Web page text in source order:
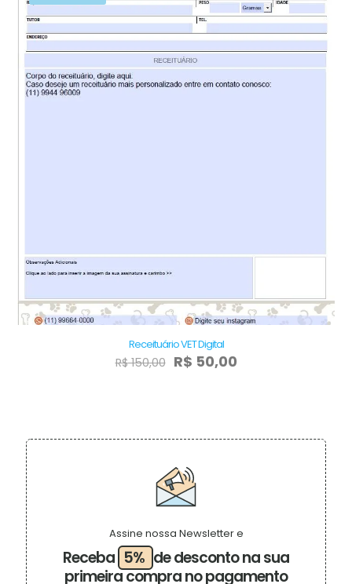
Receituário VET Digital
R$150,00 O
R$ 50,00O
Receba 5% de desconto na sua
primeira compra no pagamento
Assine nossa Newsletter e